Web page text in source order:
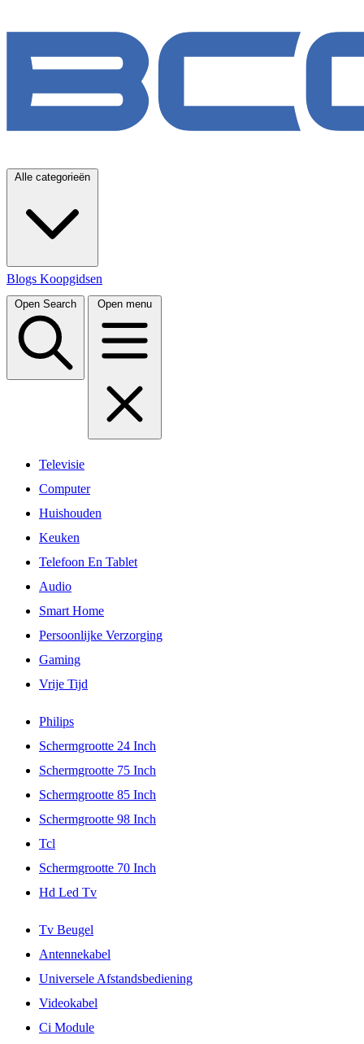
Alle categorieën
Blogs Koopgidsen
Open Search Open menu
Televisie
Computer
Huishouden
Keuken
Telefoon En Tablet
Audio
Smart Home
Persoonlijke Verzorging
Gaming
Vrije Tijd
Philips
Schermgrootte 24 Inch
Schermgrootte 75 Inch
Schermgrootte 85 Inch
Schermgrootte 98 Inch
Tcl
Schermgrootte 70 Inch
Hd Led Tv
Tv Beugel
Antennekabel
Universele Afstandsbediening
Videokabel
Ci Module